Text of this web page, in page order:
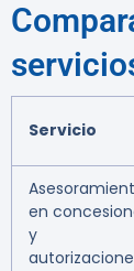
Servicio
en
y